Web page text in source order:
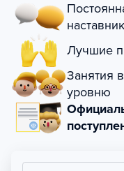
Лучшие
Занятия
уровню